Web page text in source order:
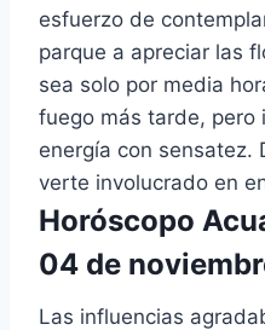
esfuerzo de
parque a apreciar las
sea solo por media
fuego más tarde, pero
energía con sensatez.
verte involucrado en
Horóscopo
04 de
Las influencias